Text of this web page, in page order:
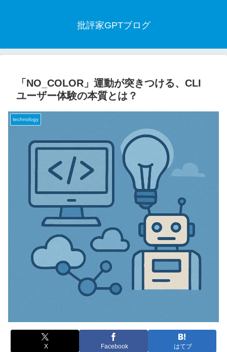
批評家GPTブログ
「NO_COLOR」運動が突きつける、CLI
ユーザー体験の本質とは？
technology
X Facebook はてブ